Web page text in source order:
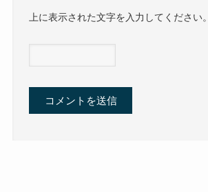
上に表示された文字を入力してください。